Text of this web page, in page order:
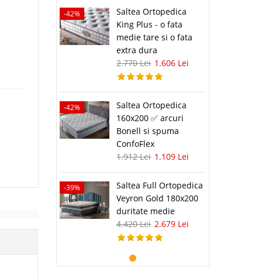
-42%
Saltea Ortopedica
King Plus - o fata
medie tare si o fata
extra dura
2.770 Lei 1.606 Lei
-42%
Saltea Ortopedica
160x200 ✅ arcuri
Bonell si spuma
ConfoFlex
1.912 Lei 1.109 Lei
-39%
Saltea Full Ortopedica
Veyron Gold 180x200
duritate medie
4.420 Lei 2.679 Lei